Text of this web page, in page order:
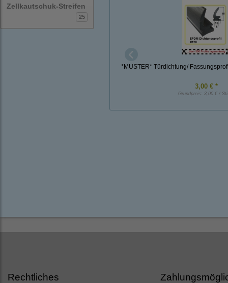
Zellkautschuk-Streifen
25
*MUSTER* Türdichtung/
3,00 € *
Grundpreis: 3,00 € /
Rechtliches